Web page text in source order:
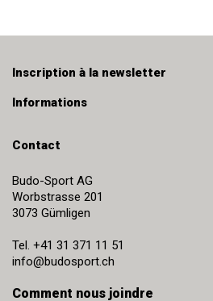
Inscription à la newsletter
Informations
Contact
Budo-Sport AG
Worbstrasse 201
3073 Gümligen
Tel. +41 31 371 11 51
info@budosport.ch
Comment nous joindre